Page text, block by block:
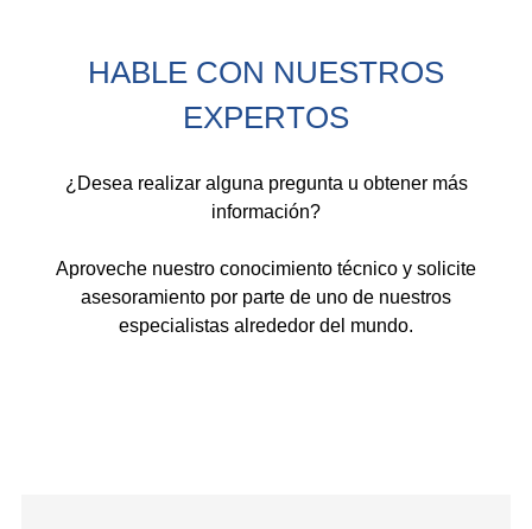
HABLE CON NUESTROS
EXPERTOS
¿Desea realizar alguna pregunta u obtener más
información?
Aproveche nuestro conocimiento técnico y solicite
asesoramiento por parte de uno de nuestros
especialistas alrededor del mundo.